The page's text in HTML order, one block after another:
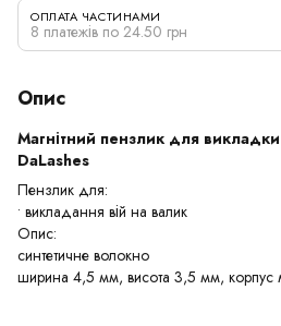
ОПЛАТА ЧАСТИНАМИ
8 платежів по 24.50 грн
Опис
Магнітний пензлик для
DaLashes
Пензлик для:
• викладання вій на валик
Опис:
синтетичне волокно
ширина 4,5 мм, висота 3,5 мм, корпус